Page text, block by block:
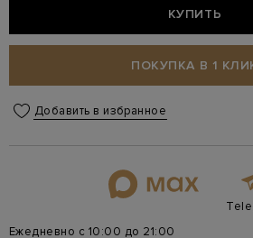
КУПИТЬ
ПОКУПКА В 1
Добавить в избранное
Ежедневно с 10:00 до 21:00